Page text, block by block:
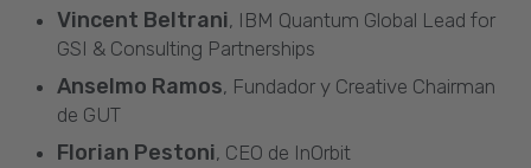
Vincent Beltrani, IBM Quantum Global Lead for
GSI & Consulting Partnerships
Anselmo Ramos, Fundador y Creative Chairman
de GUT
Florian Pestoni, CEO de InOrbit